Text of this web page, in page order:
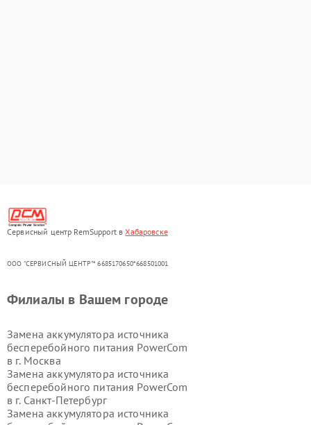
Сервисный центр RemSupport вХабаровске
ООО "СЕРВИСНЫЙ ЦЕНТР"* 6685170650*668501001
Филиалы в Вашем городе
Замена аккумулятора источника
бесперебойного питания PowerCom
в г. Москва
Замена аккумулятора источника
бесперебойного питания PowerCom
в г. Санкт-Петербург
Замена аккумулятора источника